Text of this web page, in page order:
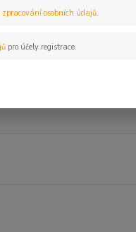
zpracování osobních údajů.
pro účely registrace.